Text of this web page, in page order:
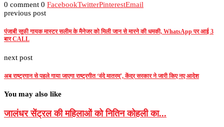
0 comment 0 FacebookTwitterPinterestEmail
previous post
पंजाबी सूफी गायक मास्टर सलीम के मैनेजर को मिली जान से मारने की धमकी, WhatsApp पर आई 3
बार CALL
next post
अब राष्ट्रगान से पहले गाया जाएगा राष्ट्रगीत ‘वंदे मातरम्’, केंद्र सरकार ने जारी किए नए आदेश
You may also like
जालंधर सेंट्रल की महिलाओं को नितिन कोहली का...